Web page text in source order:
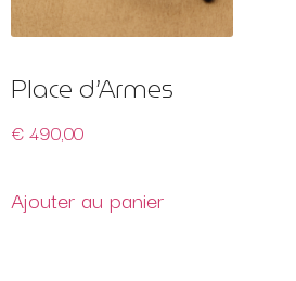
Place d’Armes
€490,00
Ajouter au panier